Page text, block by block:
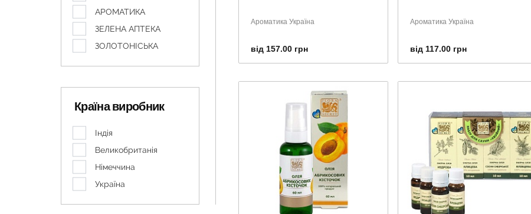
АРОМАТИКА
ЗЕЛЕНА АПТЕКА
ЗОЛОТОНІСЬКА
Країна виробник
Індія
Великобританія
Німеччина
Україна
Ароматика Україна
від 157.00 грн
Ароматика Україна
від 117.00 грн